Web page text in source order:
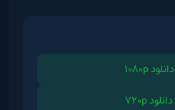
دانلود 1080p
دانلود 720p